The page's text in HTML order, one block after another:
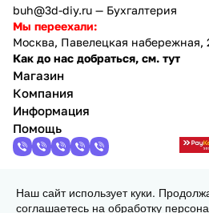
buh@3d-diy.ru — Бухгалтерия
Мы переехали:
Москва, Павелецкая набережная,
Как до нас добраться, см. тут
Магазин
Компания
Информация
Помощь
2013 - 2026 © 3DiY (Тридиай) -
комплектующих для 3D принтеров,
Наш сайт использует куки.
соглашаетесь на обработку